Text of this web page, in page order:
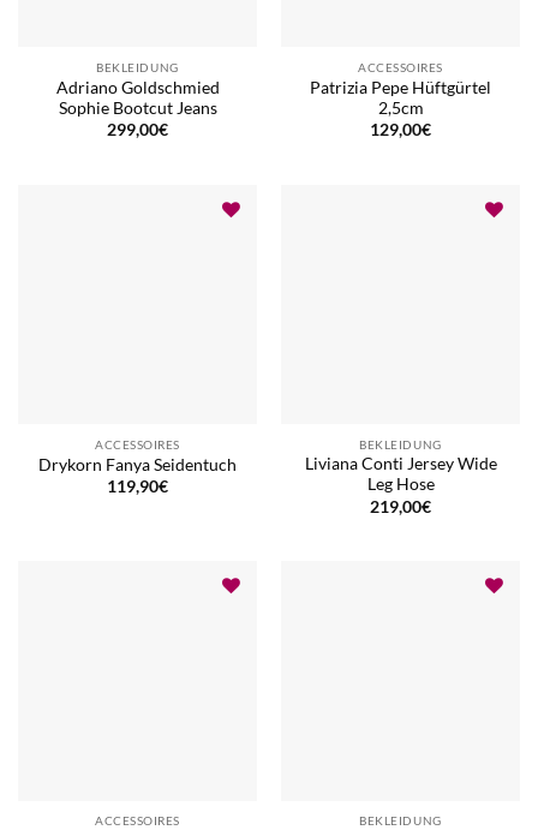
BEKLEIDUNG
Adriano Goldschmied
Sophie Bootcut Jeans
299,00€
ACCESSOIRES
Patrizia Pepe Hüftgürtel
2,5cm
129,00€
ACCESSOIRES
Drykorn Fanya Seidentuch
119,90€
BEKLEIDUNG
Liviana Conti Jersey Wide
Leg Hose
219,00€
ACCESSOIRES BEKLEIDUNG